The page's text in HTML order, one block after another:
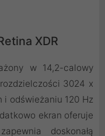
XDR
w 14,2-calowy
3024 x
odświeżaniu 120 Hz
ekran oferuje
doskonałą